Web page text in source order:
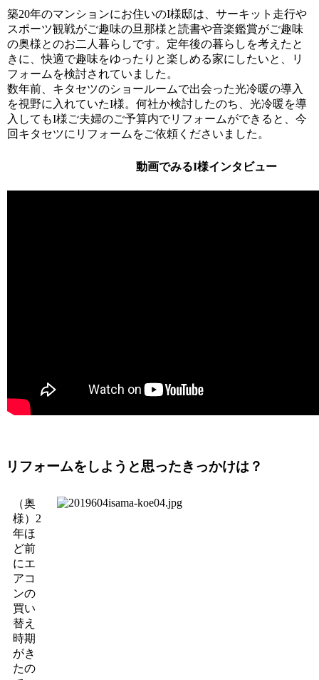
築20年のマンションにお住いのI様邸は、サーキット走行や
スポーツ観戦がご趣味の旦那様と読書や音楽鑑賞がご趣味
の奥様とのお二人暮らしです。定年後の暮らしを考えたと
きに、快適で趣味をゆったりと楽しめる家にしたいと、リ
フォームを検討されていました。
数年前、キタセツのショールームで出会った光冷暖の導入
を視野に入れていたI様。何社か検討したのち、光冷暖を導
入してもI様ご夫婦のご予算内でリフォームができると、今
回キタセツにリフォームをご依頼くださいました。
動画でみるI様インタビュー
リフォームをしようと思ったきっかけは？
（奥
様）2
年ほ
ど前
にエ
アコ
ンの
買い
替え
時期
がき
たの